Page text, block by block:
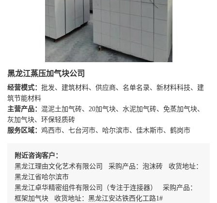
黑龙江蒸压加气块公司
经营模式： 批发、建筑材料、供应商、名单名录、新材料科技、建
筑节能材料
主营产品： 混泥土加气砖、20加气块、水泥加气砖、免蒸加气块、
灰加气块、环保轻质砖
服务区域： 鸡西市、七台河市、哈尔滨市、佳木斯市、鹤岗市
附近咨询客户：
黑龙江理由文化艺术有限公司 采购产品：泡沫砖 收货地址：
黑龙江省哈尔滨市
黑龙江卓华精密组件有限公司（专注于连接器） 采购产品：
框架加气块 收货地址：黑龙江安达铁西化工路1#